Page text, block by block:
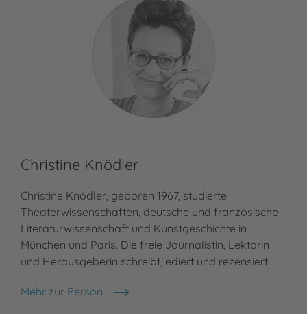
Christine Knödler
Christine Knödler, geboren 1967, studierte
Theaterwissenschaften, deutsche und französische
Literaturwissenschaft und Kunstgeschichte in
München und Paris. Die freie Journalistin, Lektorin
und Herausgeberin schreibt, ediert und rezensiert…
Mehr zur Person
Christine Knödler